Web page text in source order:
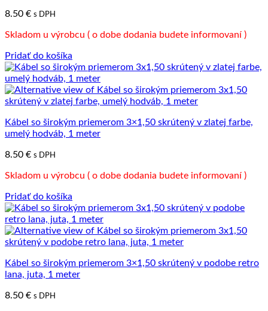
8.50 € s DPH
Skladom u výrobcu ( o dobe dodania budete informovaní )
Pridať do košíka
Kábel so širokým priemerom 3×1,50 skrútený v zlatej farbe,
umelý hodváb, 1 meter
8.50 € s DPH
Skladom u výrobcu ( o dobe dodania budete informovaní )
Pridať do košíka
Kábel so širokým priemerom 3×1,50 skrútený v podobe retro
lana, juta, 1 meter
8.50 € s DPH